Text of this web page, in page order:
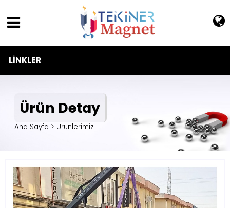
LINKLER
Ürün Detay
Ana Sayfa > Ürünlerimiz